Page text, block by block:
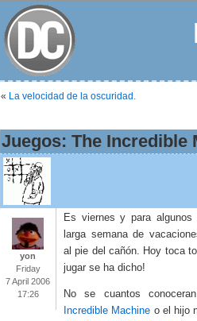
« La velocidad de la oscuridad.
Juegos: The Incredible
yon
Friday
7 April 2006
17:26
Es viernes y para algunos
larga semana de
al pie del cañón. Hoy toca
jugar se ha dicho!
No se cuantos
Incredible Machine o el hijo